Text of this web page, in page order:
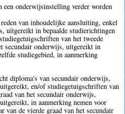
een onderwijsinstelling verder worden
van inhoudelijke aansluiting, enkel
uitgereikt in bepaalde studierichtingen
van het tweede
secundair onderwijs, uitgereikt in
studiegebied, in aanmerking
diploma's van secundair onderwijs,
en/of studiegetuigschriften van
van het secundair onderwijs,
in aanmerking nemen voor
van de vierde graad van het secundair